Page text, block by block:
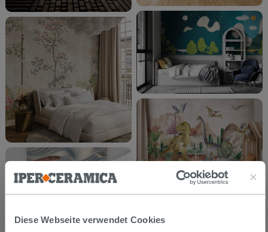
Diese Webseite verwendet Cookies